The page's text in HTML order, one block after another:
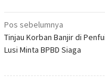
Navigasi
pos
Pos sebelumnya
Tinjau Korban Banjir di
Lusi Minta BPBD Siaga